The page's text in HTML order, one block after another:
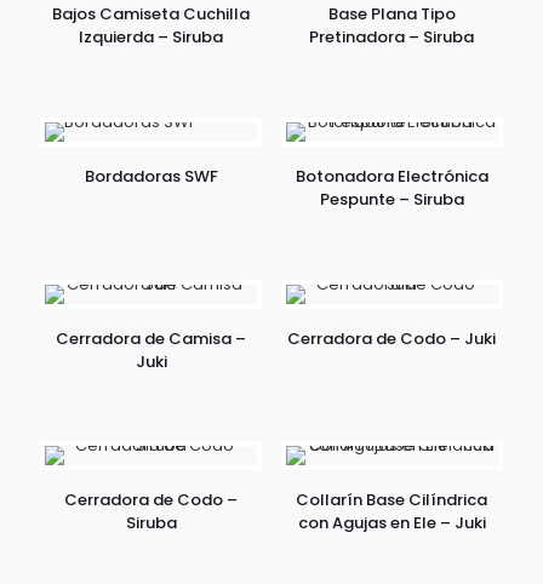
Bajos Camiseta Cuchilla
Izquierda – Siruba
Base Plana Tipo
Pretinadora – Siruba
Bordadoras SWF
Botonadora Electrónica
Pespunte – Siruba
Cerradora de Camisa –
Juki
Cerradora de Codo – Juki
Cerradora de Codo –
Siruba
Collarín Base Cilíndrica
con Agujas en Ele – Juki